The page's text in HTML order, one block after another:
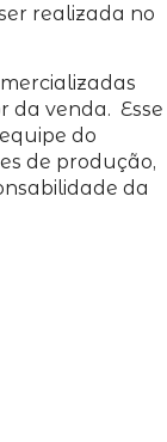
realizada no
da venda. Esse
do
de produção,
da